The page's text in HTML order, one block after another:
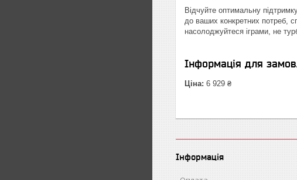
Відчуйте оптимальну
до ваших конкретних потреб,
насолоджуйтеся іграми, не
Інформація для
Ціна: 6 929 ₴
Інформація